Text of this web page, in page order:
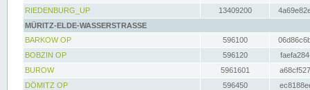
RIEDENBURG_UP
13409200
MÜRITZ-ELDE-WASSERSTRASSE
BARKOW OP
596100
BOBZIN OP
596120
BUROW
5961601
DÖMITZ OP
596450